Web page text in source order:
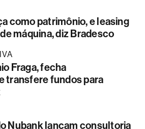
como patrimônio, e leasing
máquina, diz Bradesco
Fraga, fecha
transfere fundos para
Nubank lançam consultoria